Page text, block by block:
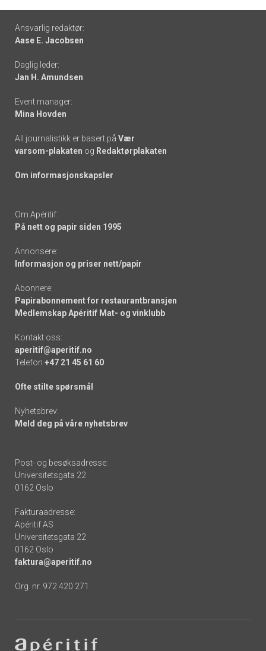
Footer
-
links
Ansvarlig redaktør:
Aase E. Jacobsen
Daglig leder:
Jan H. Amundsen
Event manager:
Mina Hovden
All journalistikk er basert på Vær
varsom-plakaten og Redaktørplakaten
Om informasjonskapsler
Om Apéritif:
På nett og papir siden 1995
Annonsere:
Informasjon og priser nett/papir
Abonnere:
Papirabonnement for restaurantbransjen
Medlemskap Apéritif Mat- og vinklubb
Kontakt oss:
aperitif@aperitif.no
Telefon +47 21 45 61 60
Ofte stilte spørsmål
Nyhetsbrev:
Meld deg på våre nyhetsbrev
Post- og besøksadresse:
Universitetsgata 22
0162 Oslo
Fakturaadresse:
Apéritif AS
Universitetsgata 22
0162 Oslo
faktura@aperitif.no
Org. nr. 972 420 271